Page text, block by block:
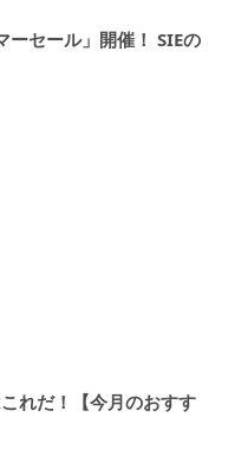
セール」開催！ SIEの
れだ！【今月のおすす